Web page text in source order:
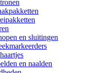
en sluitingen
en naalden